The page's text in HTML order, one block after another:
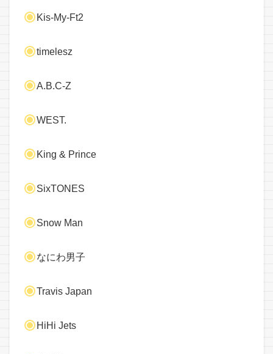
Kis-My-Ft2
timelesz
A.B.C-Z
WEST.
King & Prince
SixTONES
Snow Man
なにわ男子
Travis Japan
HiHi Jets